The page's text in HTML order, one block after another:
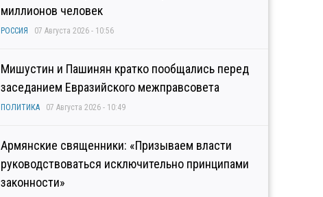
миллионов человек
РОССИЯ 07 Августа 2026 - 10:56
Мишустин и Пашинян кратко пообщались перед
заседанием Евразийского межправсовета
ПОЛИТИКА 07 Августа 2026 - 10:49
Армянские священники: «Призываем власти
руководствоваться исключительно принципами
законности»